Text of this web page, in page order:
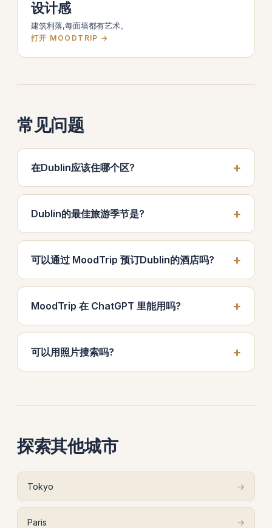
设计感
建筑利落,每面墙都有艺术。
打开 MOODTRIP →
常见问题
在Dublin应该住哪个区?
Dublin的最佳旅游季节是?
可以通过 MoodTrip 预订Dublin的酒店吗?
MoodTrip 在 ChatGPT 里能用吗?
可以用照片搜索吗?
探索其他城市
Tokyo →
Paris →